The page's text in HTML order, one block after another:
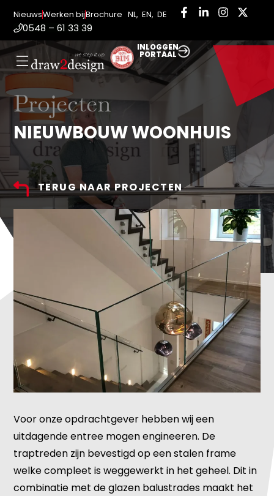
NieuwsWerken bijBrochureNL,EN,DE
0548 – 61 33 39
INLOGGEN
PORTAAL
Projecten
NIEUWBOUW WOONHUIS
TERUG NAAR PROJECTEN
Voor onze opdrachtgever hebben wij een
uitdagende entree mogen engineeren. De
traptreden zijn bevestigd op een stalen frame
welke compleet is weggewerkt in het geheel. Dit in
combinatie met de glazen balustrades maakt het